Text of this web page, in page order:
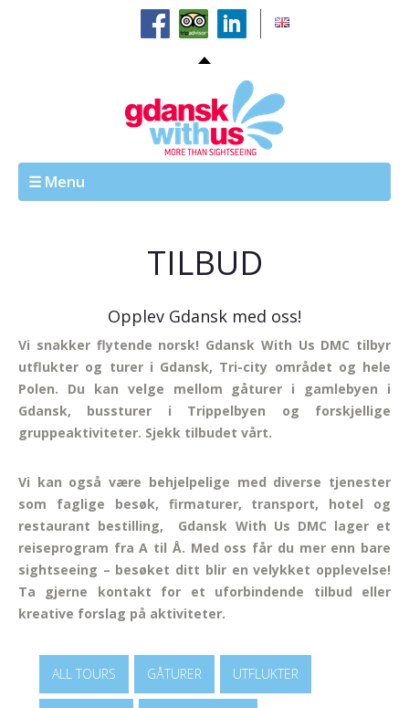
☰ Menu
TILBUD
Opplev Gdansk med oss!
Vi snakker flytende norsk! Gdansk With Us DMC tilbyr
utflukter og turer i Gdansk, Tri-city området og hele
Polen. Du kan velge mellom gåturer i gamlebyen i
Gdansk, bussturer i Trippelbyen og forskjellige
gruppeaktiviteter. Sjekk tilbudet vårt.
Vi kan også være behjelpelige med diverse tjenester
som faglige besøk, firmaturer, transport, hotel og
restaurant bestilling, Gdansk With Us DMC lager et
reiseprogram fra A til Å. Med oss får du mer enn bare
sightseeing – besøket ditt blir en velykket opplevelse!
Ta gjerne kontakt for et uforbindende tilbud eller
kreative forslag på aktiviteter.
ALL TOURS GÅTURER UTFLUKTER